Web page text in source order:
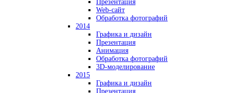
Презентация
Web-сайт
Обработка фотографий
2014
Графика и дизайн
Презентация
Анимация
Обработка фотографий
3D-моделирование
2015
Графика и дизайн
Презентация